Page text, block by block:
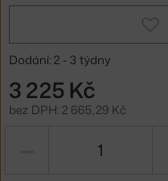
Dodání: 2 - 3 týdny
3 225 Kč
bez DPH: 2 665,29 Kč